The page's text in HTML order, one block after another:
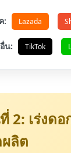
: Lazada
น: TikTok
2: เร่งดอ
ลิต